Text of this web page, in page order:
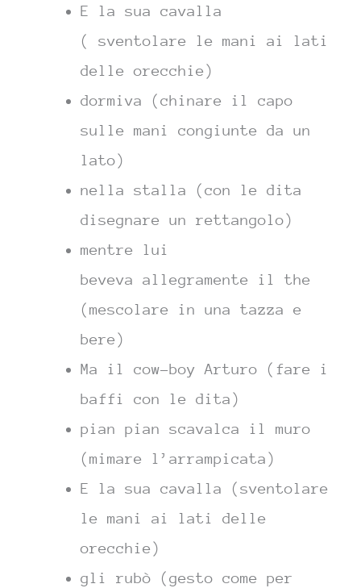
E la sua cavalla
( sventolare le mani ai lati
delle orecchie)
dormiva (chinare il capo
sulle mani congiunte da un
lato)
nella stalla (con le dita
disegnare un rettangolo)
mentre lui
beveva allegramente il the
(mescolare in una tazza e
bere)
Ma il cow-boy Arturo (fare i
baffi con le dita)
pian pian scavalca il muro
(mimare l’arrampicata)
E la sua cavalla (sventolare
le mani ai lati delle
orecchie)
gli rubò (gesto come per